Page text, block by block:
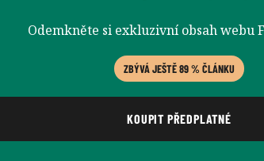
Odemkněte si exkluzivní obsah webu
ZBÝVÁ JEŠTĚ 89 % ČLÁNKU
KOUPIT PŘEDPLATNÉ